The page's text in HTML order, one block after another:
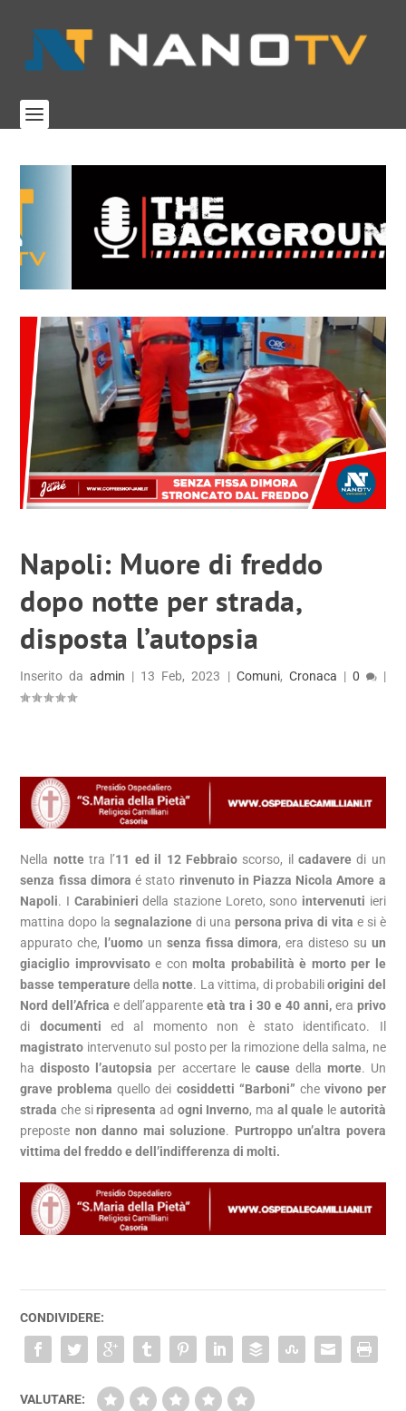
Napoli: Muore di freddo
dopo notte per strada,
disposta l’autopsia
Inserito daadmin | 13 Feb, 2023 | Comuni, Cronaca | 0 |
Nella nottetra l’11 ed il 12 Febbraioscorso, il cadaveredi un
senza fissa dimora é stato rinvenuto in Piazza Nicola Amore a
Napoli. I Carabinieri della stazione Loreto, sono intervenuti ieri
mattina dopo la segnalazionedi una persona priva di vita e si è
appurato che,
l’uomo un senza fissa dimora, era disteso su un
giaciglio improvvisatoe conmolta probabilità è morto per le
basse temperaturedellanotte. La vittima, di probabiliorigini del
Nord dell’Africa e dell’apparente età tra i 30 e 40 anni,era privo
di documenti ed al momento non è stato identificato. Il
magistrato intervenuto sul posto per la rimozione della salma, ne
hadisposto l’autopsia per accertare lecausedella morte. Un
grave problema quello dei cosiddetti “Barboni” che vivono per
strada che siripresenta ad ogni Inverno, ma al quale le autorità
preposte non danno mai soluzione. Purtroppo un’altra povera
vittima del freddo e dell’indifferenza di molti.
CONDIVIDERE:
VALUTARE: